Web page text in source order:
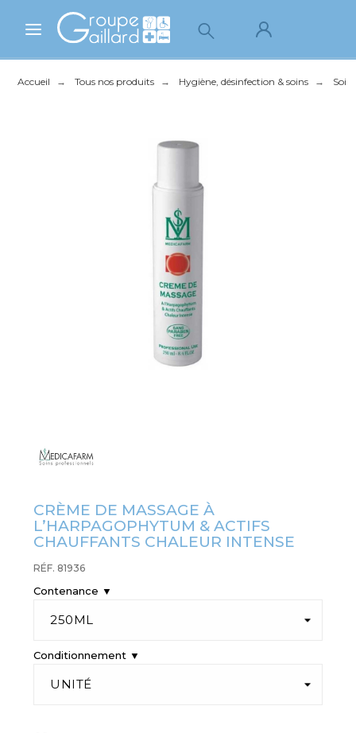
Accueil Tous nos produits Hygiène, désinfection & soins
CRÈME DE MASSAGE À
L’HARPAGOPHYTUM & ACTIFS
CHAUFFANTS CHALEUR INTENSE
RÉF. 81936
Contenance ▼
Conditionnement ▼